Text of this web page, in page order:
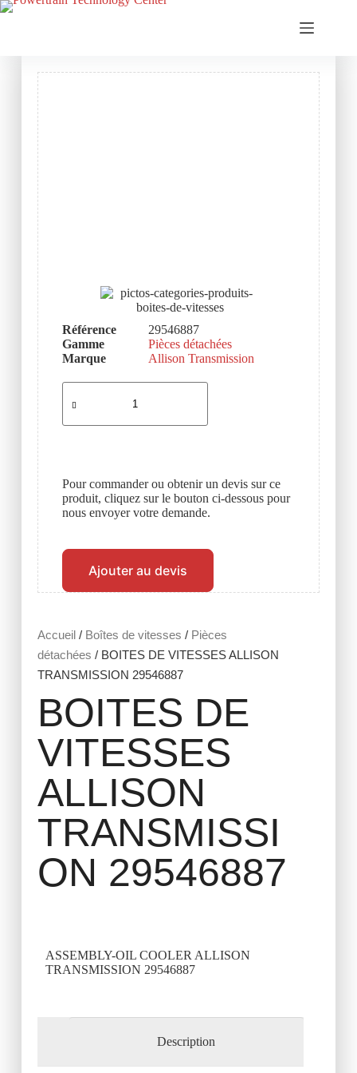
Accueil/ Boîtes de vitesses / Pièces
détachées / BOITES DE VITESSES ALLISON
TRANSMISSION 29546887
BOITES DE
VITESSES
ALLISON
TRANSMISSI
ON 29546887
ASSEMBLY-OIL COOLER ALLISON
TRANSMISSION 29546887
Description
Référence
29546887
Gamme
Pièces détachées
Marque
Allison Transmission
Pour commander ou obtenir un devis sur ce
produit, cliquez sur le bouton ci-dessous pour
nous envoyer votre demande.
Ajouter au devis